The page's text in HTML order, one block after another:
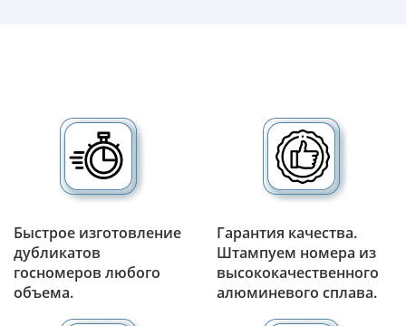
Быстрое изготовление
дубликатов
госномеров любого
объема.
Гарантия качества.
Штампуем номера из
высококачественного
алюминевого сплава.